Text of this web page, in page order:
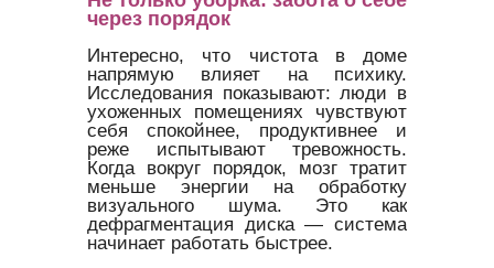
через порядок
Интересно, что чистота в доме
напрямую влияет на психику.
Исследования показывают: люди в
ухоженных помещениях чувствуют
себя спокойнее, продуктивнее и
реже испытывают тревожность.
Когда вокруг порядок, мозг тратит
меньше энергии на обработку
визуального шума. Это как
дефрагментация диска — система
начинает работать быстрее.